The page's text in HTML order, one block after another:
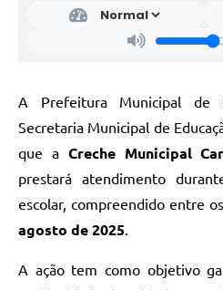
A Prefeitura Municipal de
Secretaria Municipal de
que a Creche Municipal
prestará atendimento
escolar, compreendido entre
agosto de 2025.
A ação tem como objetivo